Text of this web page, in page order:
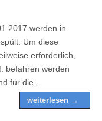
werden in
Um diese
erforderlich,
befahren werden
für die…
weiterlesen →